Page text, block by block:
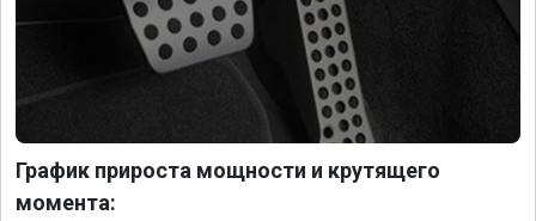
График прироста мощности и крутящего
момента: